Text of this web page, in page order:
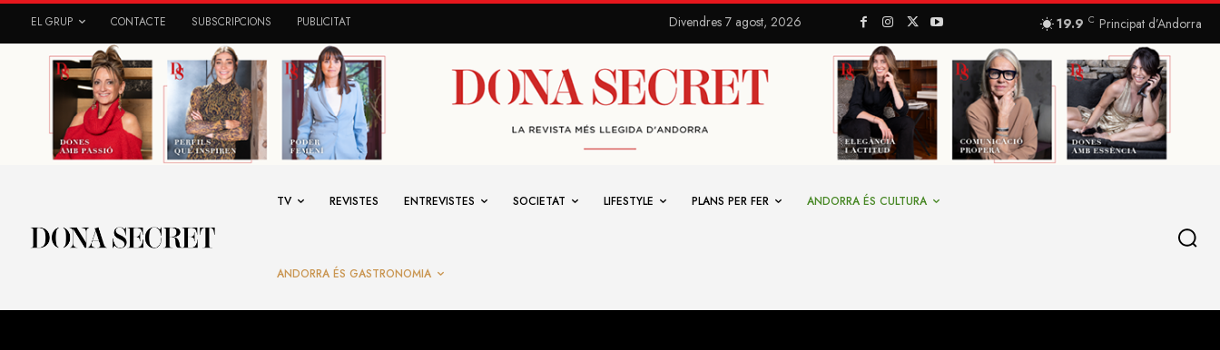
EL GRUP CONTACTE SUBSCRIPCIONS PUBLICITAT Divendres 7 agost, 2026 19.9 C Principat d’Andorra
TV REVISTES ENTREVISTES SOCIETAT LIFESTYLE PLANS PER FER ANDORRA ÉS CULTURA
ANDORRA ÉS GASTRONOMIA